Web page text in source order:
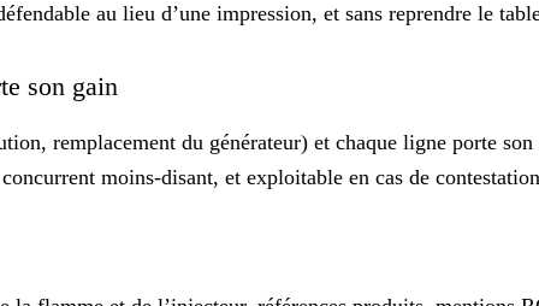
au lieu d’une impression, et sans reprendre le
son gain
remplacement du générateur) et chaque ligne porte
moins-disant, et exploitable en cas de